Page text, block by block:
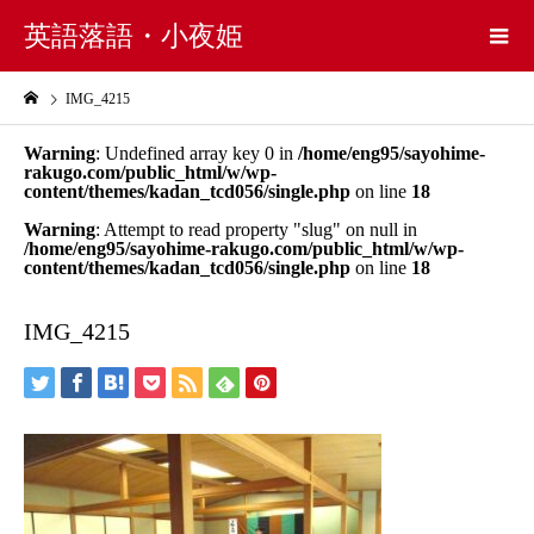
英語落語・小夜姫
IMG_4215
Warning: Undefined array key 0 in /home/eng95/sayohime-
rakugo.com/public_html/w/wp-
content/themes/kadan_tcd056/single.php on line 18
Warning: Attempt to read property "slug" on null in
/home/eng95/sayohime-rakugo.com/public_html/w/wp-
content/themes/kadan_tcd056/single.php on line 18
IMG_4215